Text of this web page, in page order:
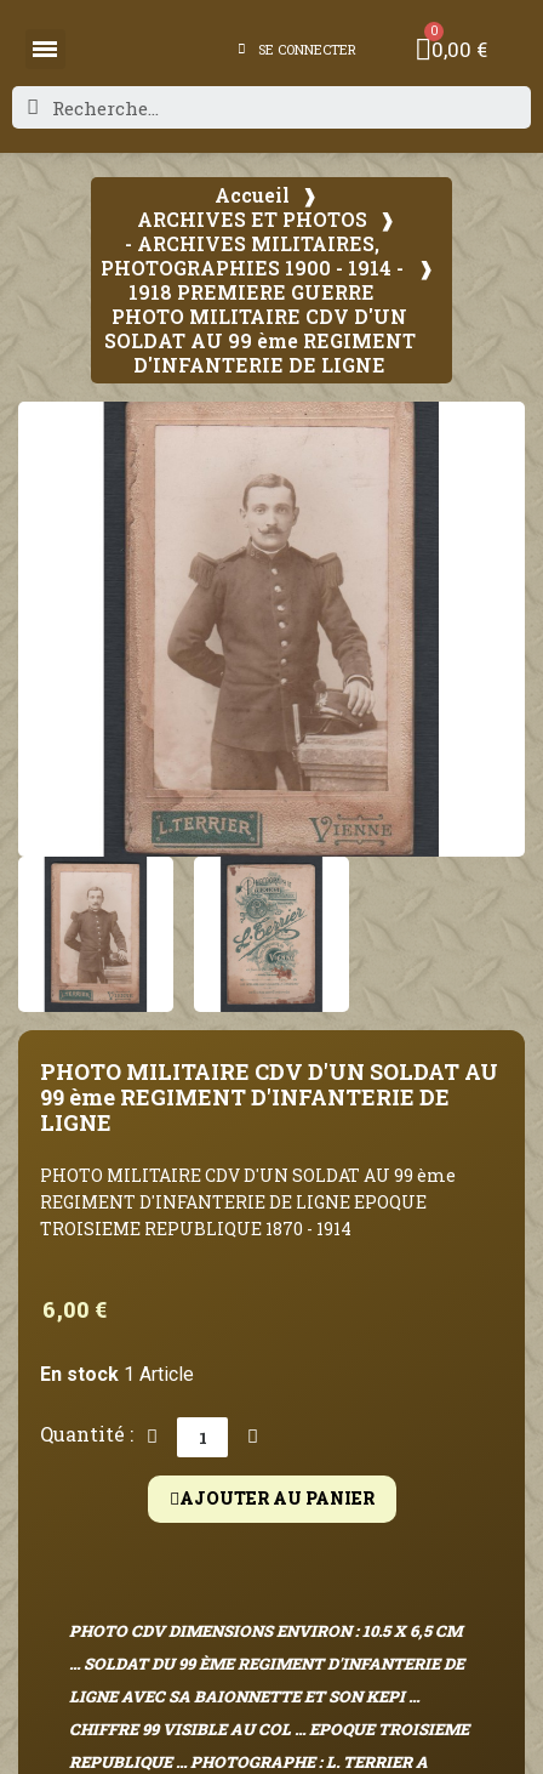
SE CONNECTER 0,00 €
Accueil
ARCHIVES ET PHOTOS
- ARCHIVES MILITAIRES,
PHOTOGRAPHIES 1900 - 1914 -
1918 PREMIERE GUERRE
PHOTO MILITAIRE CDV D'UN
SOLDAT AU 99 ème REGIMENT
D'INFANTERIE DE LIGNE
PHOTO MILITAIRE CDV D'UN SOLDAT AU
99 ème REGIMENT D'INFANTERIE DE
LIGNE
PHOTO MILITAIRE CDV D'UN SOLDAT AU 99 ème
REGIMENT D'INFANTERIE DE LIGNE EPOQUE
TROISIEME REPUBLIQUE 1870 - 1914
6,00 €
En stock 1 Article
Quantité :
AJOUTER AU PANIER
PHOTO CDV DIMENSIONS ENVIRON : 10.5 X 6,5 CM
... SOLDAT DU 99 ÈME REGIMENT D'INFANTERIE DE
LIGNE AVEC SA BAIONNETTE ET SON KEPI ...
CHIFFRE 99 VISIBLE AU COL ... EPOQUE TROISIEME
REPUBLIQUE ... PHOTOGRAPHE : L. TERRIER A